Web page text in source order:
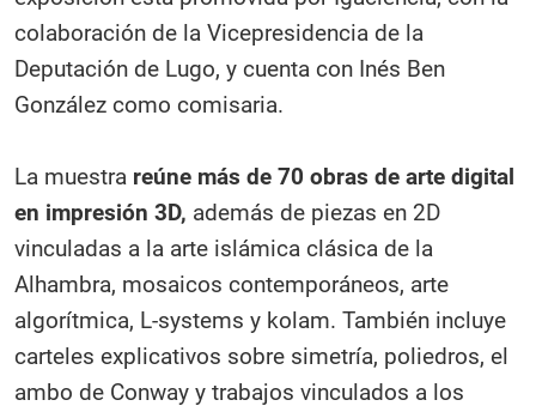
colaboración de la Vicepresidencia de la
Deputación de Lugo, y cuenta con Inés Ben
González como comisaria.
La muestra reúne más de 70 obras de arte digital
en impresión 3D, además de piezas en 2D
vinculadas a la arte islámica clásica de la
Alhambra, mosaicos contemporáneos, arte
algorítmica, L-systems y kolam. También incluye
carteles explicativos sobre simetría, poliedros, el
ambo de Conway y trabajos vinculados a los